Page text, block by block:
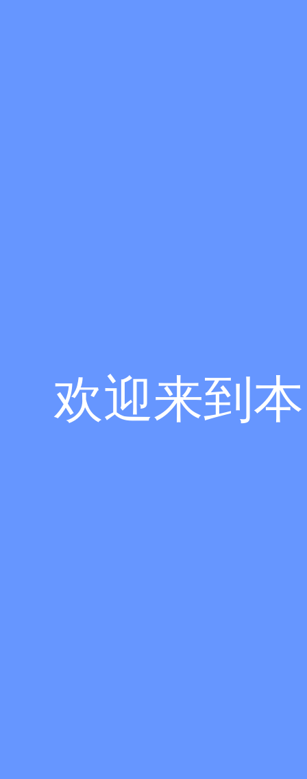
欢迎来到